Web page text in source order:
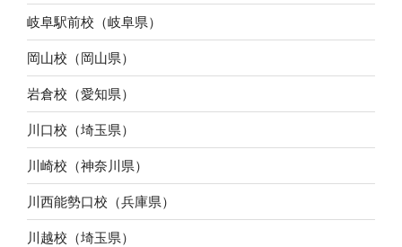
岐阜駅前校（岐阜県）
岡山校（岡山県）
岩倉校（愛知県）
川口校（埼玉県）
川崎校（神奈川県）
川西能勢口校（兵庫県）
川越校（埼玉県）